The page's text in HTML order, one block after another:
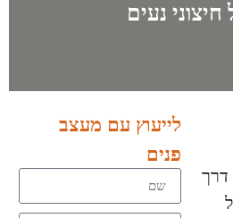
נעים
דרך
לייעוץ עם מעצב
פנים